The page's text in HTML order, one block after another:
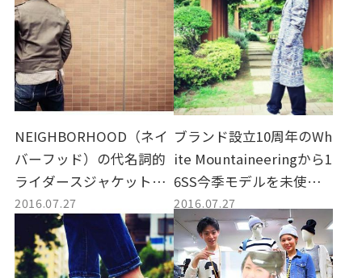
NEIGHBORHOOD（ネイ
バーフッド）の代名詞的
ライダースジャケットを
入荷！
2016.07.27
ブランド設立10周年のWh
ite Mountaineeringから1
6SS今季モデルを未使用
で入荷！
2016.07.27